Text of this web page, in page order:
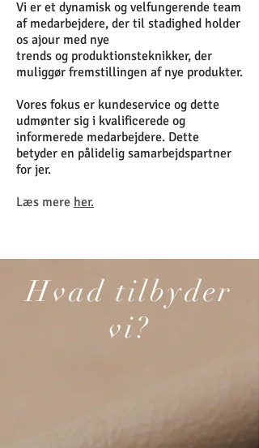
Vi er et dynamisk og velfungerende team
af medarbejdere, der til stadighed holder
os ajour med nye
trends og produktionsteknikker, der
muliggør fremstillingen af nye produkter.
Vores fokus er kundeservice og dette
udmønter sig i kvalificerede og
informerede medarbejdere. Dette
betyder en pålidelig samarbejdspartner
for jer.
Læs mere her.
Hvad tilbyder
vi?